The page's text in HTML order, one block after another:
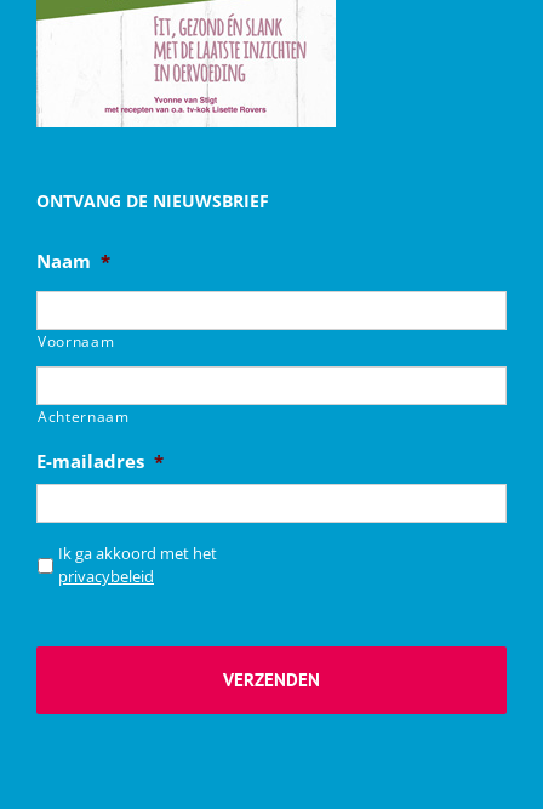
ONTVANG DE NIEUWSBRIEF
Naam *
Voornaam
Achternaam
E-mailadres *
Ik ga akkoord met het
privacybeleid